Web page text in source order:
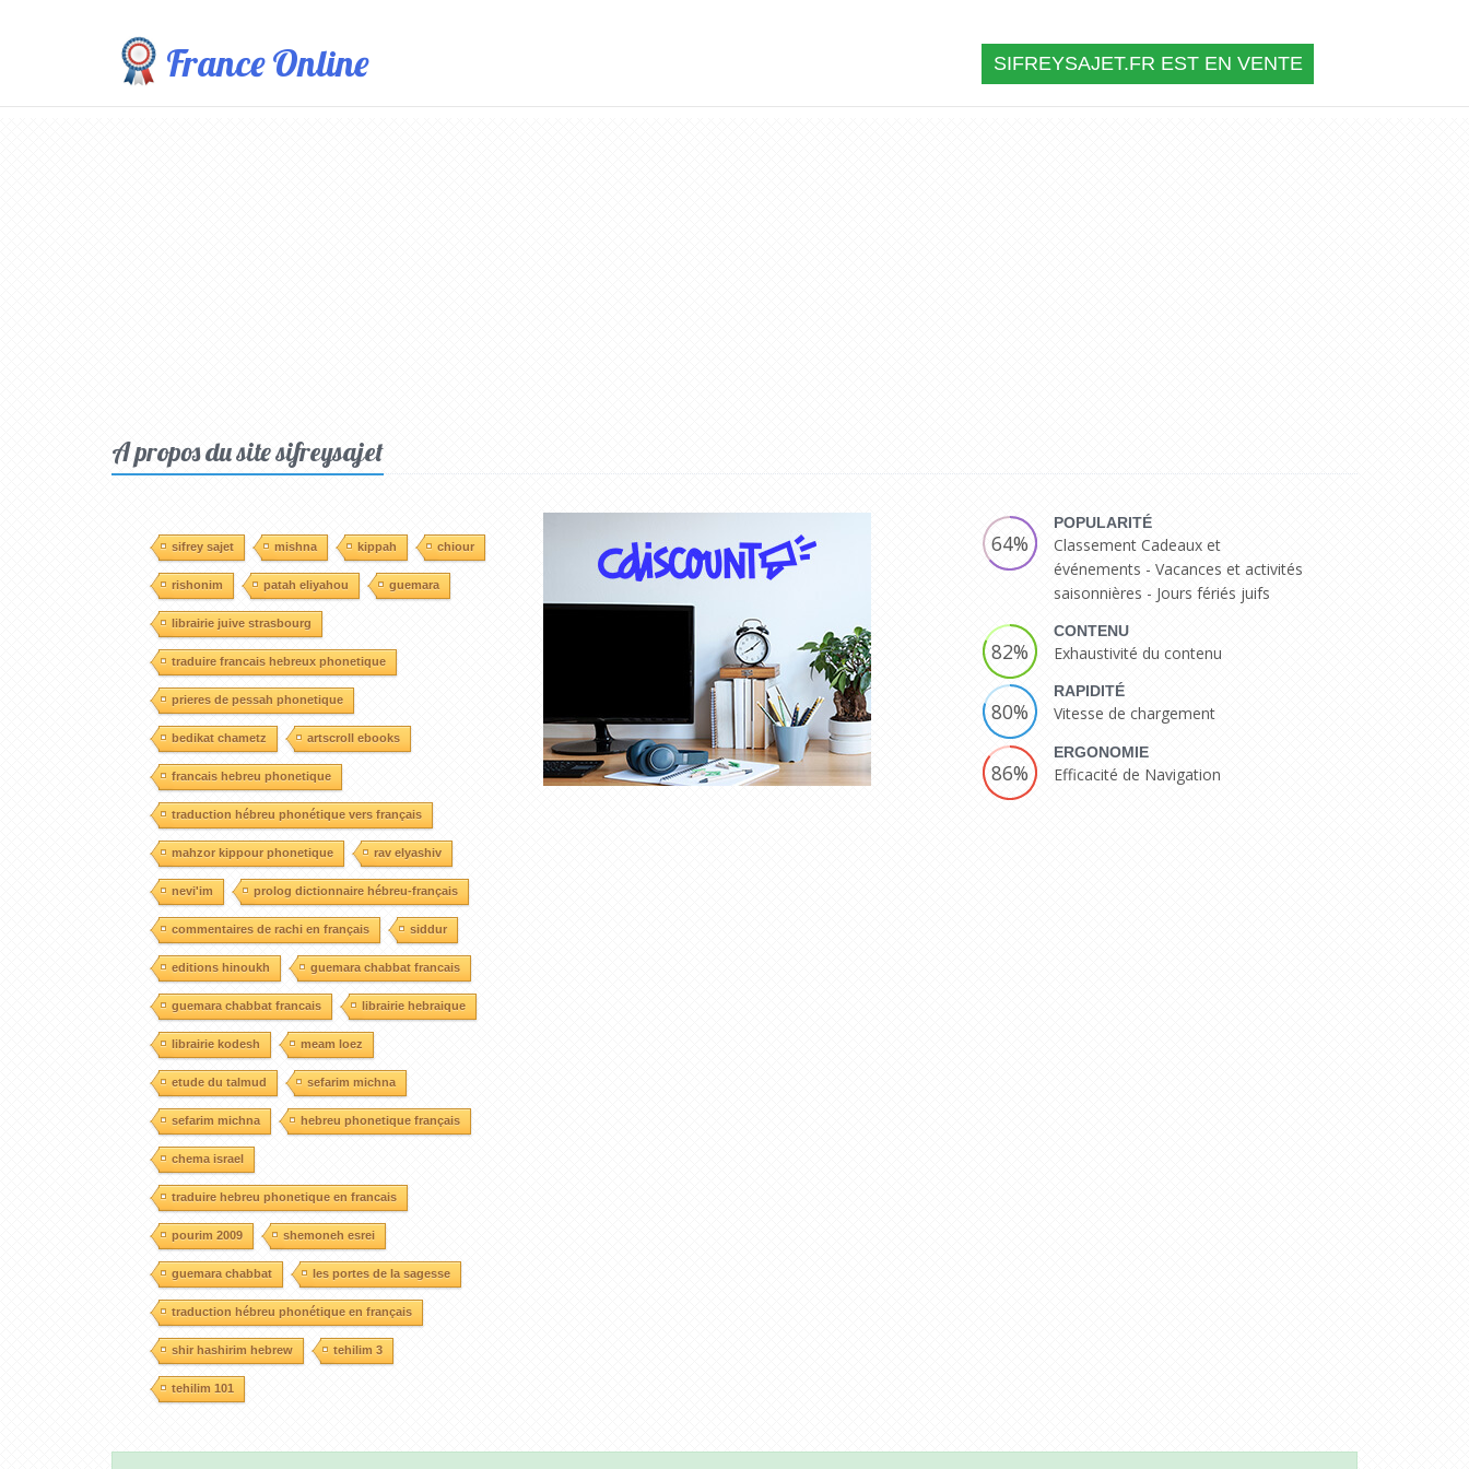
France Online SIFREYSAJET.FR EST EN VENTE
A propos du site sifreysajet
sifrey sajet mishna kippah chiour
rishonim patah eliyahou guemara
librairie juive strasbourg
traduire francais hebreux phonetique
prieres de pessah phonetique
bedikat chametz artscroll ebooks
francais hebreu phonetique
traduction hébreu phonétique vers français
mahzor kippour phonetique rav elyashiv
nevi'im prolog dictionnaire hébreu-français
commentaires de rachi en français siddur
editions hinoukh guemara chabbat francais
guemara chabbat francais librairie hebraique
librairie kodesh meam loez
etude du talmud sefarim michna
sefarim michna hebreu phonetique français
chema israel
traduire hebreu phonetique en francais
pourim 2009 shemoneh esrei
guemara chabbat les portes de la sagesse
traduction hébreu phonétique en français
shir hashirim hebrew tehilim 3
tehilim 101
64%
POPULARITÉ
Classement Cadeaux et
événements - Vacances et activités
saisonnières - Jours fériés juifs
82%
CONTENU
Exhaustivité du contenu
80%
RAPIDITÉ
Vitesse de chargement
86%
ERGONOMIE
Efficacité de Navigation